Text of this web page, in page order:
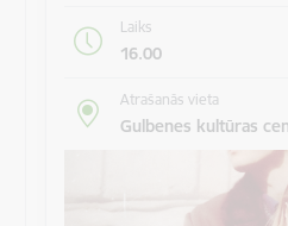
Laiks
16.00
Atrašanās vieta
Gulbenes kultūras